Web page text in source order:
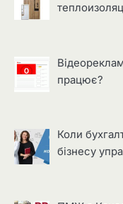
працює?
Коли
бізнесу